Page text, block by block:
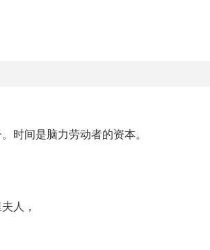
时间是脑力劳动者的资本。
人，